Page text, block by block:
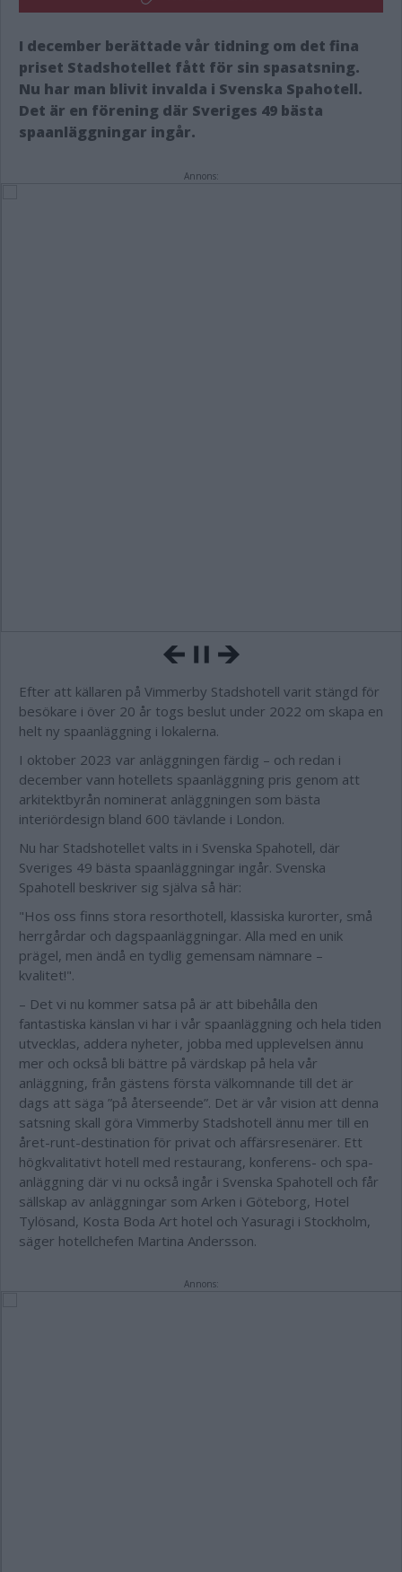
I december berättade vår tidning om det fina
priset Stadshotellet fått för sin spasatsning.
Nu har man blivit invalda i Svenska Spahotell.
Det är en förening där Sveriges 49 bästa
spaanläggningar ingår.
Annons:
Efter att källaren på Vimmerby Stadshotell varit stängd för
besökare i över 20 år togs beslut under 2022 om skapa en
helt ny spaanläggning i lokalerna.
I oktober 2023 var anläggningen färdig – och redan i
december vann hotellets spaanläggning pris genom att
arkitektbyrån nominerat anläggningen som bästa
interiördesign bland 600 tävlande i London.
Nu har Stadshotellet valts in i Svenska Spahotell, där
Sveriges 49 bästa spaanläggningar ingår. Svenska
Spahotell beskriver sig själva så här:
"Hos oss finns stora resorthotell, klassiska kurorter, små
herrgårdar och dagspaanläggningar. Alla med en unik
prägel, men ändå en tydlig gemensam nämnare –
kvalitet!".
– Det vi nu kommer satsa på är att bibehålla den
fantastiska känslan vi har i vår spaanläggning och hela tiden
utvecklas, addera nyheter, jobba med upplevelsen ännu
mer och också bli bättre på värdskap på hela vår
anläggning, från gästens första välkomnande till det är
dags att säga ”på återseende”. Det är vår vision att denna
satsning skall göra Vimmerby Stadshotell ännu mer till en
året-runt-destination för privat och affärsresenärer. Ett
högkvalitativt hotell med restaurang, konferens- och spa-
anläggning där vi nu också ingår i Svenska Spahotell och får
sällskap av anläggningar som Arken i Göteborg, Hotel
Tylösand, Kosta Boda Art hotel och Yasuragi i Stockholm,
säger hotellchefen Martina Andersson.
Annons: